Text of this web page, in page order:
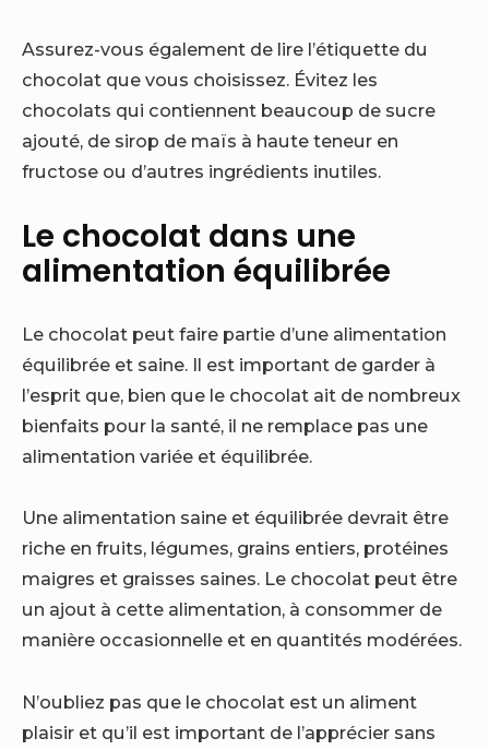
Assurez-vous également de lire l’étiquette du
chocolat que vous choisissez. Évitez les
chocolats qui contiennent beaucoup de sucre
ajouté, de sirop de maïs à haute teneur en
fructose ou d’autres ingrédients inutiles.
Le chocolat dans une
alimentation équilibrée
Le chocolat peut faire partie d’une alimentation
équilibrée et saine. Il est important de garder à
l’esprit que, bien que le chocolat ait de nombreux
bienfaits pour la santé, il ne remplace pas une
alimentation variée et équilibrée.
Une alimentation saine et équilibrée devrait être
riche en fruits, légumes, grains entiers, protéines
maigres et graisses saines. Le chocolat peut être
un ajout à cette alimentation, à consommer de
manière occasionnelle et en quantités modérées.
N’oubliez pas que le chocolat est un aliment
plaisir et qu’il est important de l’apprécier sans